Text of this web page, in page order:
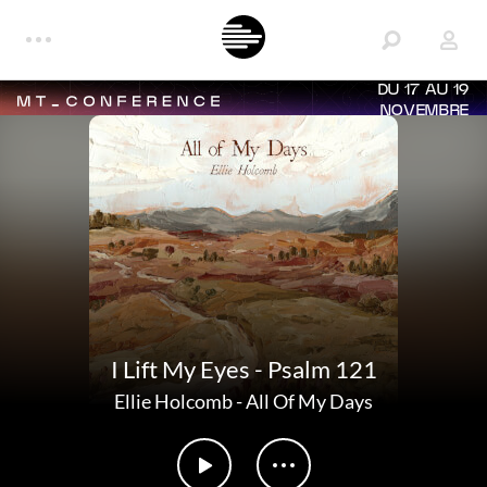
DU 17 AU 19
NOVEMBRE
I Lift My Eyes - Psalm 121
Ellie Holcomb-All Of My Days